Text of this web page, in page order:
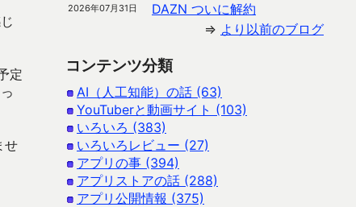
定
せ
2026年07月31日
DAZN ついに解約
⇒ より以前のブログ
コンテンツ分類
AI（人工知能）の話 (63)
YouTuberと動画サイト (103)
いろいろ (383)
いろいろレビュー (27)
アプリの事 (394)
アプリストアの話 (288)
アプリ公開情報 (375)